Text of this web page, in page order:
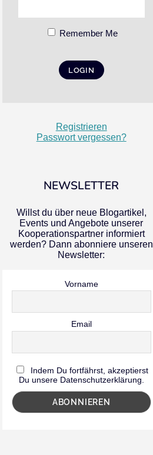
Remember Me
Registrieren
Passwort vergessen?
NEWSLETTER
Willst du über neue Blogartikel,
Events und Angebote unserer
Kooperationspartner informiert
werden? Dann abonniere unseren
Newsletter:
Vorname
Email
Indem Du fortfährst, akzeptierst
Du unsere Datenschutzerklärung.